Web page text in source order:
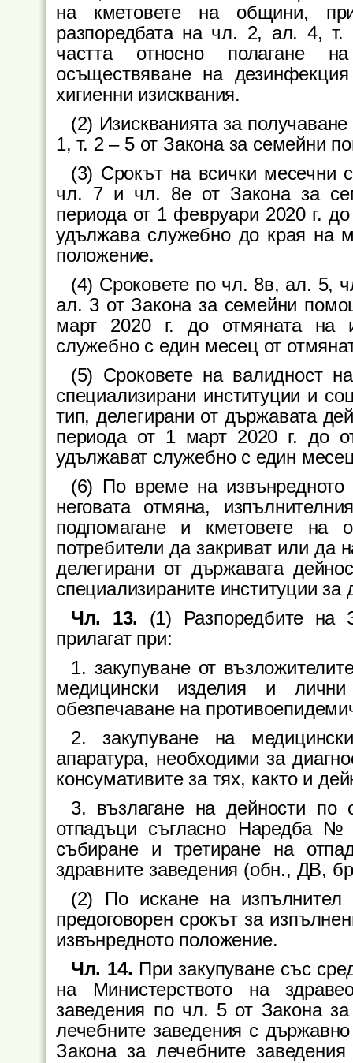
на кметовете на общини,
разпоредбата на чл. 2, ал. 4,
частта относно полагане
осъществяване на
хигиенни изисквания.
(2) Изискванията за
1, т. 2 – 5 от Закона за семейни
(3) Срокът на всички месечни
чл. 7 и чл. 8е от Закона за
периода от 1 февруари 2020 г.
удължава служебно до края на
положение.
(4) Сроковете по чл. 8в, ал. 5,
ал. 3 от Закона за семейни
март 2020 г. до отмяната на
служебно с един месец от
(5) Сроковете на валидност
специализирани институции и
тип, делегирани от държавата
периода от 1 март 2020 г. до
удължават служебно с един
(6) По време на
неговата отмяна,
подпомагане и кметовете
потребители да закриват или да
делегирани от държавата
специализираните институции за
Чл. 13. (1) Разпоредбите на
прилагат при:
1. закупуване от
медицински изделия и
обезпечаване на
2. закупуване на
апаратура, необходими за
консумативите за тях, както и
3. възлагане на дейности по
отпадъци съгласно Наредба
събиране и третиране на
здравните заведения (обн., ДВ,
(2) По искане на
предоговорен срокът за
извънредното положение.
Чл. 14. При закупуване със
на Министерството на
заведения по чл. 5 от Закона
лечебните заведения с
Закона за лечебните